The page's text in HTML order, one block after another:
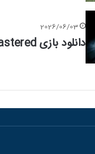
2026/06/03
دانلود بازی Alan Wake Remastered برای کامپیوتر